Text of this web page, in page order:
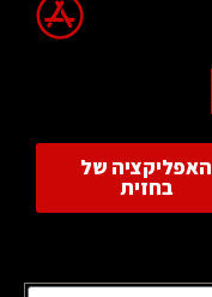
האפליקציה של
בחזית